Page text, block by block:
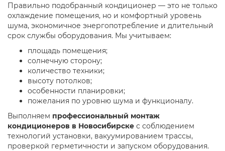
Правильно подобранный кондиционер — это не только
охлаждение помещения, но и комфортный уровень
шума, экономичное энергопотребление и длительный
срок службы оборудования. Мы учитываем:
площадь помещения;
солнечную сторону;
количество техники;
высоту потолков;
особенности планировки;
пожелания по уровню шума и функционалу.
Выполняем профессиональный монтаж
кондиционеров в Новосибирске с соблюдением
технологий установки, вакуумированием трассы,
проверкой герметичности и запуском оборудования.